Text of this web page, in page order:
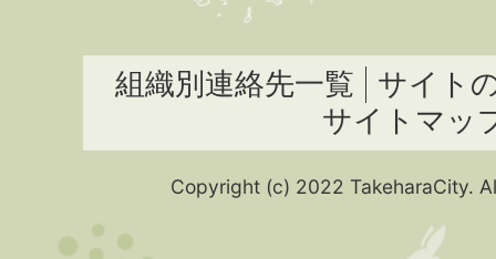
組織別連絡先一覧
サイト
サイトマッ
Copyright (c) 2022 TakeharaCity.